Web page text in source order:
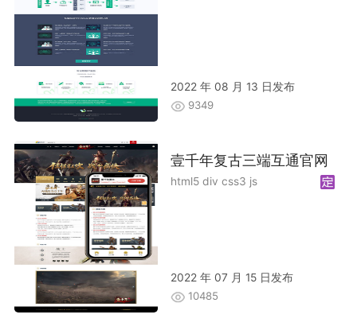
2022 年 08 月 13 日发布
9349
壹千年复古三端互通官网
html5 div css3 js
2022 年 07 月 15 日发布
10485